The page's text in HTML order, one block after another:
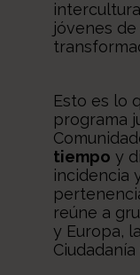
jóvenes
Esto es lo
programa
tiempo y
incidencia
reúne a
y Europa,
Ciudadanía